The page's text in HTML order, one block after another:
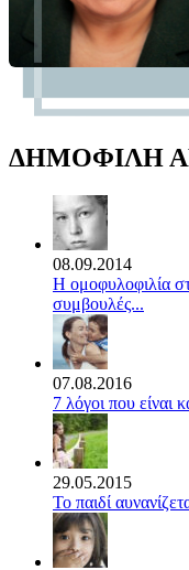
ΔΗΜΟΦΙΛΗ
08.09.2014
Η ομοφυλοφιλία
συμβουλές...
07.08.2016
7 λόγοι που είναι
29.05.2015
Το παιδί